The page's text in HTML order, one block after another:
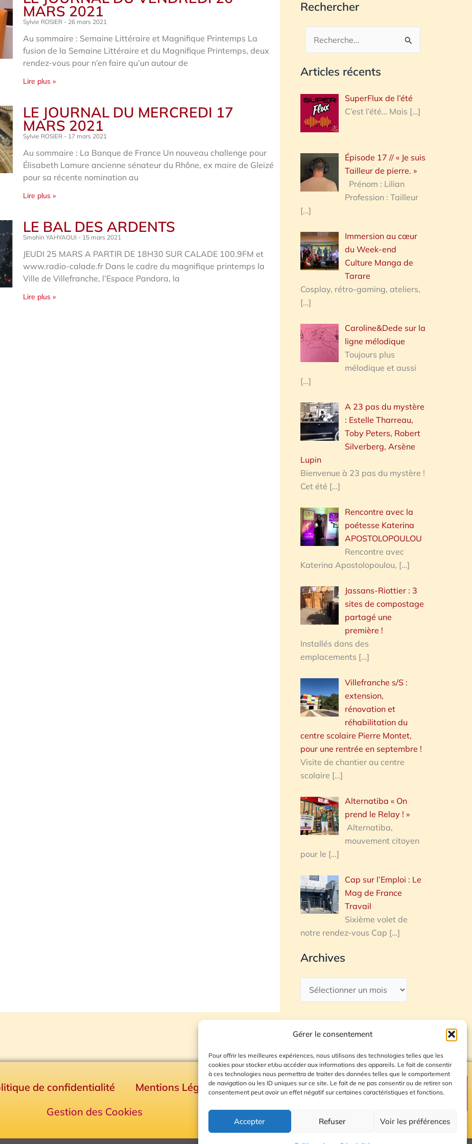
Gérer le consentement
Pour offrir les meilleures expériences, nous utilisons des technologies telles que les
cookies pour stocker et/ou accéder aux informations des appareils. Le fait de consentir
à ces technologies nous permettra de traiter des données telles que le comportement
de navigation ou les ID uniques sur ce site. Le fait de ne pas consentir ou de retirer son
consentement peut avoir un effet négatif sur certaines caractéristiques et fonctions.
Accepter Refuser Voir les préférences
MARS 2021
Sylvie ROSIER 26 mars 2021
Au sommaire : Semaine Littéraire et Magnifique Printemps La
fusion de la Semaine Littéraire et du Magnifique Printemps, deux
rendez-vous pour n’en faire qu’un autour de
Lire plus »
LE JOURNAL DU MERCREDI 17
MARS 2021
Sylvie ROSIER 17 mars 2021
Au sommaire : La Banque de France Un nouveau challenge pour
Élisabeth Lamure ancienne sénateur du Rhône, ex maire de Gleizé
pour sa récente nomination au
Lire plus »
LE BAL DES ARDENTS
Smahïn YAHYAOUI 15 mars 2021
JEUDI 25 MARS A PARTIR DE 18H30 SUR CALADE 100.9FM et
www.radio-calade.fr Dans le cadre du magnifique printemps la
Ville de Villefranche, l’Espace Pandora, la
Lire plus »
Rechercher
Rechercher :
Articles récents
SuperFlux de l’été
C’est l’été… Mais […]
Épisode 17 // « Je suis
Tailleur de pierre. »
Prénom : Lilian
Profession : Tailleur
[…]
Immersion au cœur
du Week-end
Culture Manga de
Tarare
Cosplay, rétro-gaming, ateliers,
[…]
Caroline&Dede sur la
ligne mélodique
Toujours plus
mélodique et aussi
[…]
A 23 pas du mystère
: Estelle Tharreau,
Toby Peters, Robert
Silverberg, Arsène
Lupin
Bienvenue à 23 pas du mystère !
Cet été […]
Rencontre avec la
poétesse Katerina
APOSTOLOPOULOU
Rencontre avec
Katerina Apostolopoulou, […]
Jassans-Riottier : 3
sites de compostage
partagé une
première !
Installés dans des
emplacements […]
Villefranche s/S :
extension,
rénovation et
réhabilitation du
centre scolaire Pierre Montet,
pour une rentrée en septembre !
Visite de chantier au centre
scolaire […]
Alternatiba « On
prend le Relay ! »
Alternatiba,
mouvement citoyen
pour le […]
Cap sur l’Emploi : Le
Mag de France
Travail
Sixième volet de
notre rendez-vous Cap […]
Archives
de confidentialité Mentions Légales
Plan du site
Gestion des Cookies